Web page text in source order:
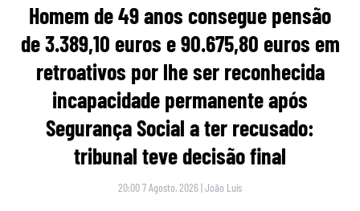
Homem de 49 anos consegue pensão
de 3.389,10 euros e 90.675,80 euros em
retroativos por lhe ser reconhecida
incapacidade permanente após
Segurança Social a ter recusado:
tribunal teve decisão final
20:00 7 Agosto, 2026 |João Luís